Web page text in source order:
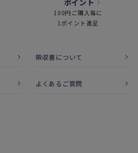
100円ご購入毎に
1ポイント進呈
領収書について
よくあるご質問